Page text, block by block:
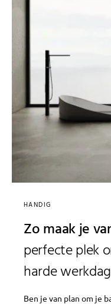
HANDIG
Zo maak je
perfecte plek
harde
Ben je van plan om je